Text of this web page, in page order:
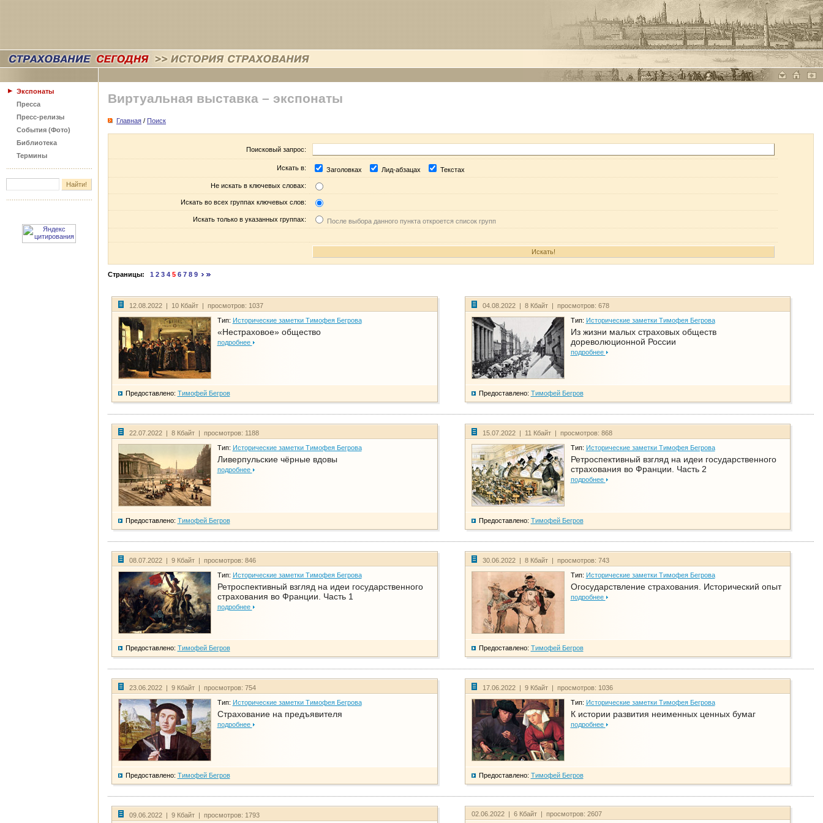
Экспонаты
Пресса
Пресс-релизы
События (Фото)
Библиотека
Термины
Виртуальная выставка – экспонаты
Главная / Поиск
Поисковый запрос:
Искать в: Заголовках Лид-абзацах Текстах
Не искать в ключевых словах:
Искать во всех группах ключевых слов:
Искать только в указанных группах: После выбора данного пункта откроется список групп
Страницы: 1 2 3 4 5 6 7 8 9
12.08.2022 | 10 Кбайт | просмотров: 1037
Тип: Исторические заметки Тимофея Бегрова
«Нестраховое» общество
подробнее
Предоставлено: Тимофей Бегров
04.08.2022 | 8 Кбайт | просмотров: 678
Тип: Исторические заметки Тимофея Бегрова
Из жизни малых страховых обществ
дореволюционной России
подробнее
Предоставлено: Тимофей Бегров
22.07.2022 | 8 Кбайт | просмотров: 1188
Тип: Исторические заметки Тимофея Бегрова
Ливерпульские чёрные вдовы
подробнее
Предоставлено: Тимофей Бегров
15.07.2022 | 11 Кбайт | просмотров: 868
Тип: Исторические заметки Тимофея Бегрова
Ретроспективный взгляд на идеи государственного
страхования во Франции. Часть 2
подробнее
Предоставлено: Тимофей Бегров
08.07.2022 | 9 Кбайт | просмотров: 846
Тип: Исторические заметки Тимофея Бегрова
Ретроспективный взгляд на идеи государственного
страхования во Франции. Часть 1
подробнее
Предоставлено: Тимофей Бегров
30.06.2022 | 8 Кбайт | просмотров: 743
Тип: Исторические заметки Тимофея Бегрова
Огосударствление страхования. Исторический опыт
подробнее
Предоставлено: Тимофей Бегров
23.06.2022 | 9 Кбайт | просмотров: 754
Тип: Исторические заметки Тимофея Бегрова
Страхование на предъявителя
подробнее
Предоставлено: Тимофей Бегров
17.06.2022 | 9 Кбайт | просмотров: 1036
Тип: Исторические заметки Тимофея Бегрова
К истории развития неименных ценных бумаг
подробнее
Предоставлено: Тимофей Бегров
09.06.2022 | 9 Кбайт | просмотров: 1793 02.06.2022 | 6 Кбайт | просмотров: 2607